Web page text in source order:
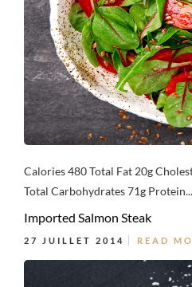
Calories 480 Total Fat 20g
Total Carbohydrates 71g Protein...
Imported Salmon Steak
27 JUILLET 2014 READ